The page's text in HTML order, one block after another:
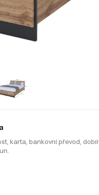
karta, bankovní převod,